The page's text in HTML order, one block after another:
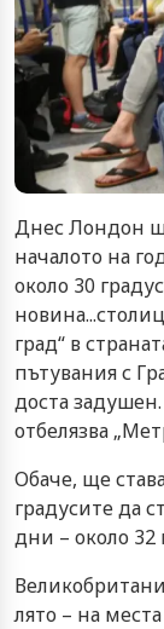
Днес Лондон
началото на
около 30
град“ в
пътувания с
доста
отбелязва
Обаче, ще
градусите да
дни – около 32
лято – на